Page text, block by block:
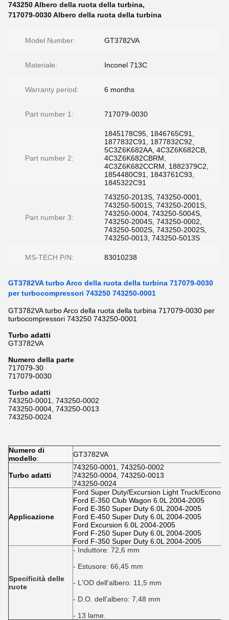
743250 Albero della ruota della turbina,
717079-0030 Albero della ruota della turbina
Model Number: GT3782VA
Materiale: Inconel 713C
Warranty period: 6 months
Part number 1: 717079-0030
Part number 2:
1845178C95, 1846765C91,
1877832C91, 1877832C92,
5C3Z6K682AA, 4C3Z6K682CB,
4C3Z6K682CBRM,
4C3Z6K682CCRM, 1882379C2,
1854480C91, 1843761C93,
1845322C91
Part number 3:
743250-2013S, 743250-0001,
743250-5001S, 743250-2001S,
743250-0004, 743250-5004S,
743250-2004S, 743250-0002,
743250-5002S, 743250-2002S,
743250-0013, 743250-5013S
MS-TECH P/N: 83010238
GT3782VA turbo Arco della ruota della turbina 717079-0030
per turbocompressori 743250 743250-0001
GT3782VA turbo Arco della ruota della turbina 717079-0030 per
turbocompressori 743250 743250-0001
Turbo adatti
GT3782VA
Numero della parte
717079-30
717079-0030
Turbo adatti
743250-0001, 743250-0002
743250-0004, 743250-0013
743250-0024
Numero di
modello: GT3782VA
Turbo adatti
743250-0001, 743250-0002
743250-0004, 743250-0013
743250-0024
Applicazione
Ford Super Duty/Excursion Light Truck/
Ford E-350 Club Wagon 6.0L 2004-2005
Ford E-350 Super Duty 6.0L 2004-2005
Ford E-450 Super Duty 6.0L 2004-2005
Ford Excursion 6.0L 2004-2005
Ford F-250 Super Duty 6.0L 2004-2005
Ford F-350 Super Duty 6.0L 2004-2005
Specificità delle
ruote
- Induttore: 72,6 mm
- Estusore: 66,45 mm
- L'OD dell'albero: 11,5 mm
- D.O. dell'albero: 7,48 mm
- 13 lame.